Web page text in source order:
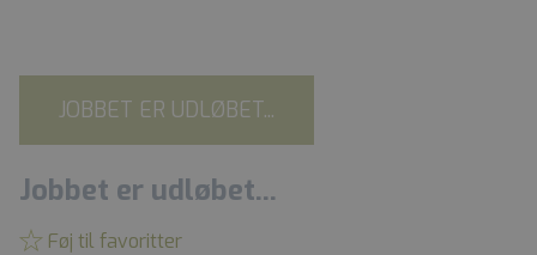
JOBBET ER UDLØBET...
Jobbet er udløbet...
Føj til favoritter